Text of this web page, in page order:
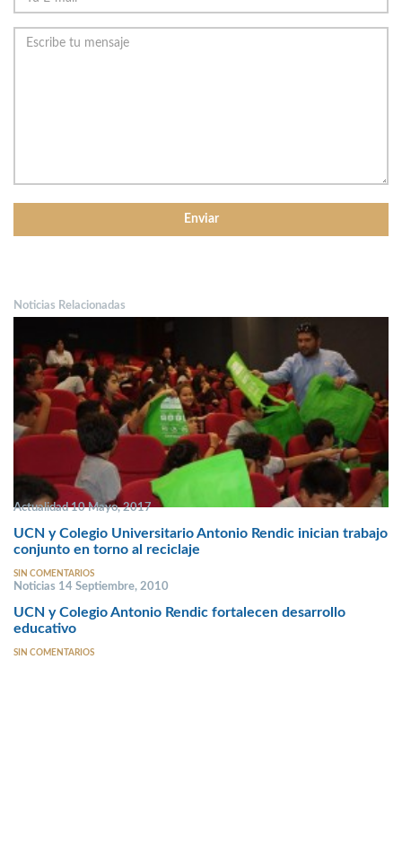
Noticias Relacionadas
Actualidad 10 Mayo, 2017
UCN y Colegio Universitario Antonio Rendic inician trabajo
conjunto en torno al reciclaje
SIN COMENTARIOS
Noticias 14 Septiembre, 2010
UCN y Colegio Antonio Rendic fortalecen desarrollo
educativo
SIN COMENTARIOS